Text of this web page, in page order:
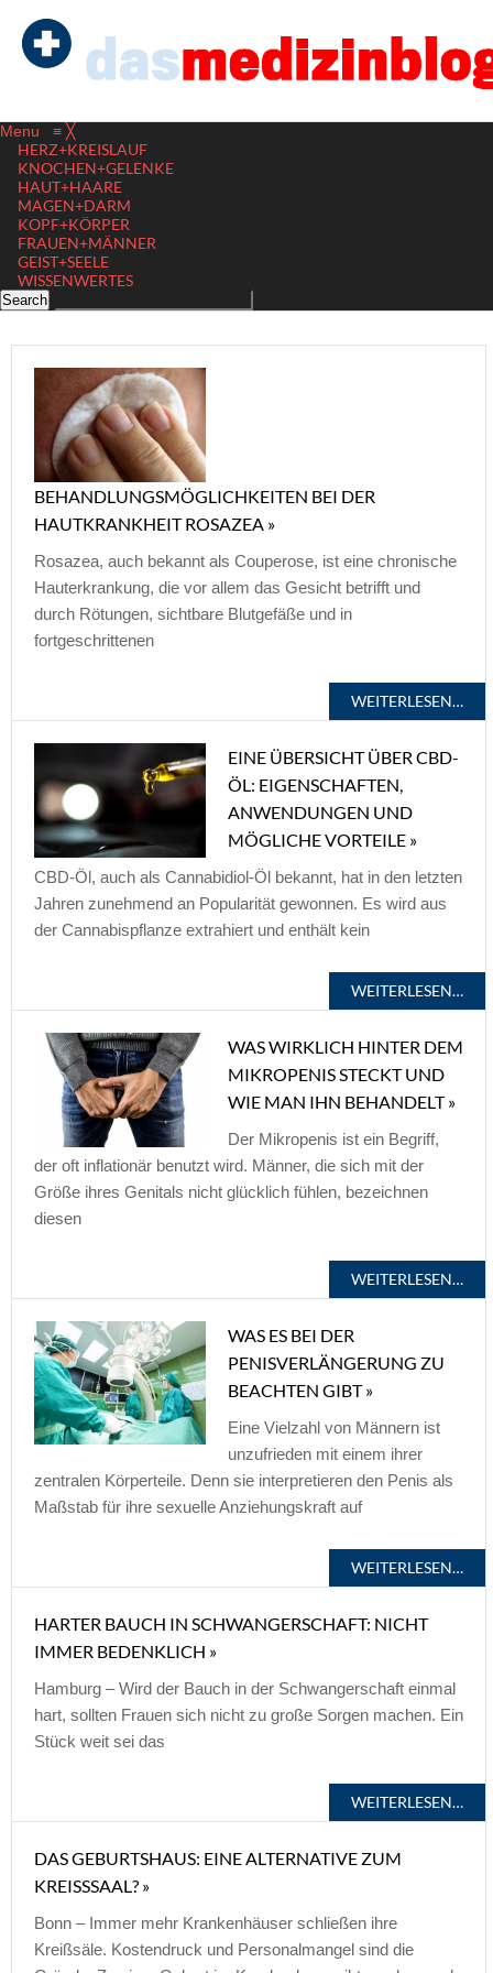
Menu ≡ ╳
HERZ+KREISLAUF
KNOCHEN+GELENKE
HAUT+HAARE
MAGEN+DARM
KOPF+KÖRPER
FRAUEN+MÄNNER
GEIST+SEELE
WISSENWERTES
BEHANDLUNGSMÖGLICHKEITEN BEI DER
HAUTKRANKHEIT ROSAZEA »
Rosazea, auch bekannt als Couperose, ist eine chronische
Hauterkrankung, die vor allem das Gesicht betrifft und
durch Rötungen, sichtbare Blutgefäße und in
fortgeschrittenen
WEITERLESEN…
EINE ÜBERSICHT ÜBER CBD-
ÖL: EIGENSCHAFTEN,
ANWENDUNGEN UND
MÖGLICHE VORTEILE »
CBD-Öl, auch als Cannabidiol-Öl bekannt, hat in den letzten
Jahren zunehmend an Popularität gewonnen. Es wird aus
der Cannabispflanze extrahiert und enthält kein
WEITERLESEN…
WAS WIRKLICH HINTER DEM
MIKROPENIS STECKT UND
WIE MAN IHN BEHANDELT »
Der Mikropenis ist ein Begriff,
der oft inflationär benutzt wird. Männer, die sich mit der
Größe ihres Genitals nicht glücklich fühlen, bezeichnen
diesen
WEITERLESEN…
WAS ES BEI DER
PENISVERLÄNGERUNG ZU
BEACHTEN GIBT »
Eine Vielzahl von Männern ist
unzufrieden mit einem ihrer
zentralen Körperteile. Denn sie interpretieren den Penis als
Maßstab für ihre sexuelle Anziehungskraft auf
WEITERLESEN…
HARTER BAUCH IN SCHWANGERSCHAFT: NICHT
IMMER BEDENKLICH »
Hamburg – Wird der Bauch in der Schwangerschaft einmal
hart, sollten Frauen sich nicht zu große Sorgen machen. Ein
Stück weit sei das
WEITERLESEN…
DAS GEBURTSHAUS: EINE ALTERNATIVE ZUM
KREISSSAAL? »
Bonn – Immer mehr Krankenhäuser schließen ihre
Kreißsäle. Kostendruck und Personalmangel sind die